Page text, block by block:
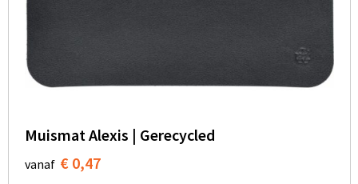
Muismat Alexis | Gerecycled
vanaf € 0,47